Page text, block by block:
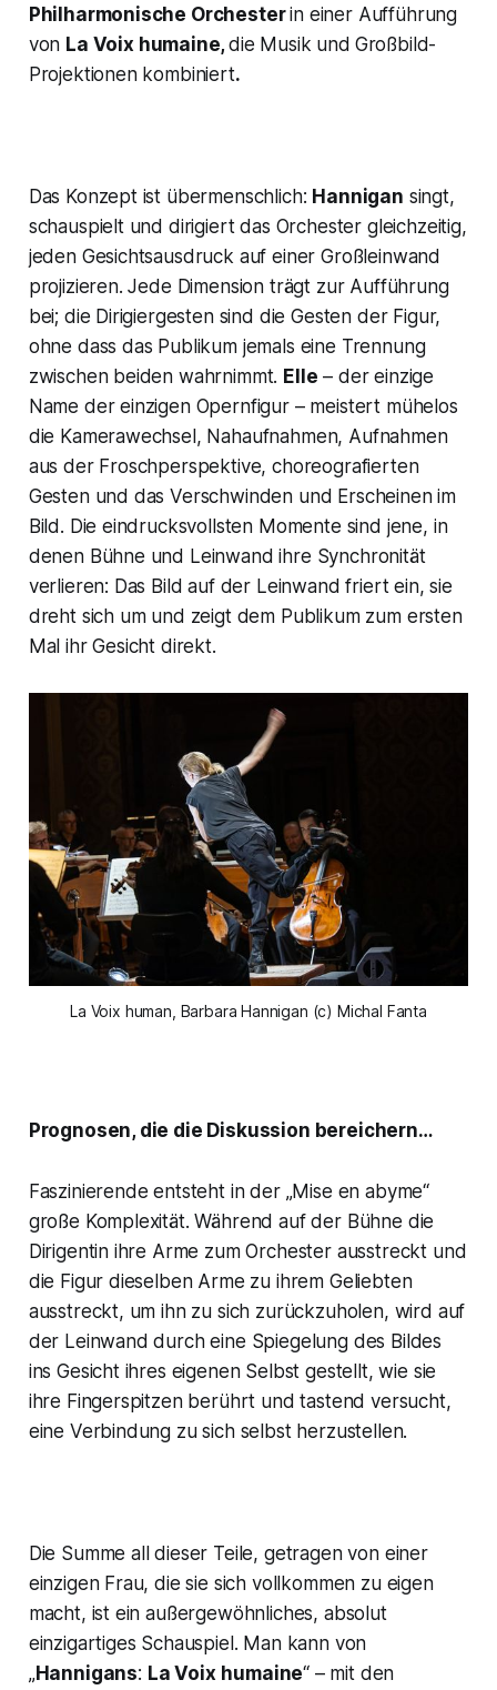
Philharmonische Orchesterin einer Aufführung
von La Voix humaine,die Musik und Großbild-
Projektionen kombiniert.
Das Konzept ist übermenschlich: Hannigan singt,
schauspielt und dirigiert das Orchester gleichzeitig,
jeden Gesichtsausdruck auf einer Großleinwand
projizieren. Jede Dimension trägt zur Aufführung
bei; die Dirigiergesten sind die Gesten der Figur,
ohne dass das Publikum jemals eine Trennung
zwischen beiden wahrnimmt. Elle – der einzige
Name der einzigen Opernfigur – meistert mühelos
die Kamerawechsel, Nahaufnahmen, Aufnahmen
aus der Froschperspektive, choreografierten
Gesten und das Verschwinden und Erscheinen im
Bild. Die eindrucksvollsten Momente sind jene, in
denen Bühne und Leinwand ihre Synchronität
verlieren: Das Bild auf der Leinwand friert ein, sie
dreht sich um und zeigt dem Publikum zum ersten
Mal ihr Gesicht direkt.
La Voix human, Barbara Hannigan (c) Michal Fanta
Prognosen, die die Diskussion bereichern…
Faszinierende entsteht in der „Mise en abyme“
große Komplexität. Während auf der Bühne die
Dirigentin ihre Arme zum Orchester ausstreckt und
die Figur dieselben Arme zu ihrem Geliebten
ausstreckt, um ihn zu sich zurückzuholen, wird auf
der Leinwand durch eine Spiegelung des Bildes
ins Gesicht ihres eigenen Selbst gestellt, wie sie
ihre Fingerspitzen berührt und tastend versucht,
eine Verbindung zu sich selbst herzustellen.
Die Summe all dieser Teile, getragen von einer
einzigen Frau, die sie sich vollkommen zu eigen
macht, ist ein außergewöhnliches, absolut
einzigartiges Schauspiel. Man kann von
„Hannigans: La Voix humaine“ – mit den